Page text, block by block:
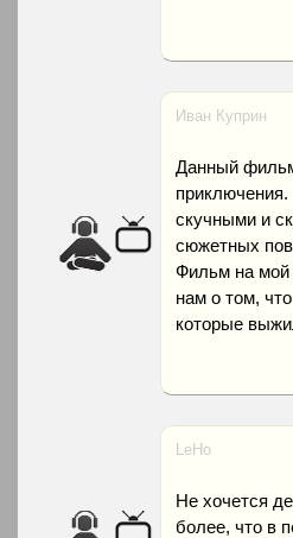
Иван Куприн
Данный
скучными и
сюжетных
Фильм на мой
нам о том,
которые
LeHo
Не хочется
более, что в